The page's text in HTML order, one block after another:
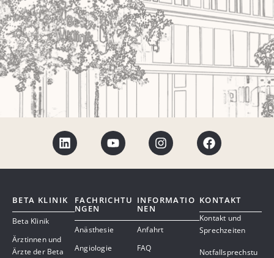
BETA KLINIK
Beta Klinik
Ärztinnen und
Ärzte der Beta
FACHRICHTU
NGEN
Anästhesie
Angiologie
INFORMATIO
NEN
Anfahrt
FAQ
KONTAKT
Kontakt und
Sprechzeiten
Notfallsprechstu